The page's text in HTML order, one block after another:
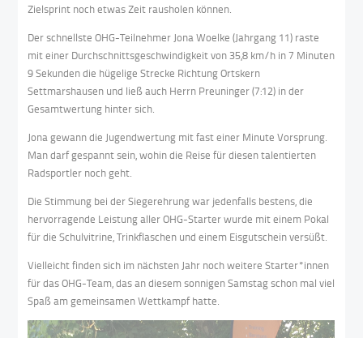
Zielsprint noch etwas Zeit rausholen können.
Der schnellste OHG-Teilnehmer Jona Woelke (Jahrgang 11) raste
mit einer Durchschnittsgeschwindigkeit von 35,8 km/h in 7 Minuten
9 Sekunden die hügelige Strecke Richtung Ortskern
Settmarshausen und ließ auch Herrn Preuninger (7:12) in der
Gesamtwertung hinter sich.
Jona gewann die Jugendwertung mit fast einer Minute Vorsprung.
Man darf gespannt sein, wohin die Reise für diesen talentierten
Radsportler noch geht.
Die Stimmung bei der Siegerehrung war jedenfalls bestens, die
hervorragende Leistung aller OHG-Starter wurde mit einem Pokal
für die Schulvitrine, Trinkflaschen und einem Eisgutschein versüßt.
Vielleicht finden sich im nächsten Jahr noch weitere Starter*innen
für das OHG-Team, das an diesem sonnigen Samstag schon mal viel
Spaß am gemeinsamen Wettkampf hatte.